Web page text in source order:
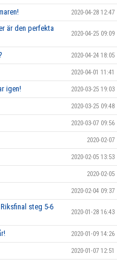
2020-04-28 12:47
är den perfekta
2020-04-25 09:09
2020-04-24 18:05
2020-04-01 11:41
igen! 2020-03-25 19:03
2020-03-25 09:48
2020-03-07 09:56
2020-02-07
2020-02-05 13:53
2020-02-05
2020-02-04 09:37
steg 5-6
2020-01-28 16:43
2020-01-09 14:26
2020-01-07 12:51